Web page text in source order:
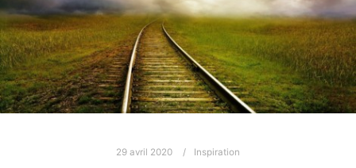
29 avril 2020 Inspiration